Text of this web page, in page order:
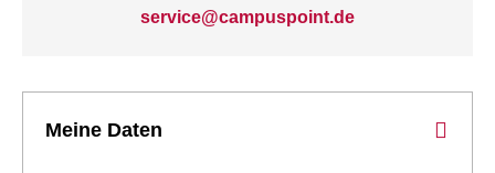
service@campuspoint.de
Meine Daten